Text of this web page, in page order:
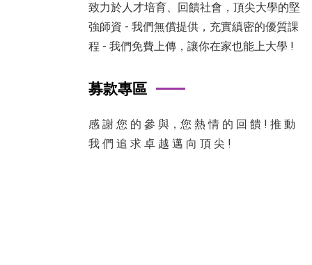
致力於人才培育、回饋社會，頂尖大學的堅
強師資 - 我們無償提供，充實縝密的優質課
程 - 我們免費上傳，讓你在家也能上大學 !
募款專區
感 謝 您 的 參 與，您 熱 情 的 回 饋 ! 推 動
我 們 追 求 卓 越 邁 向 頂 尖 !